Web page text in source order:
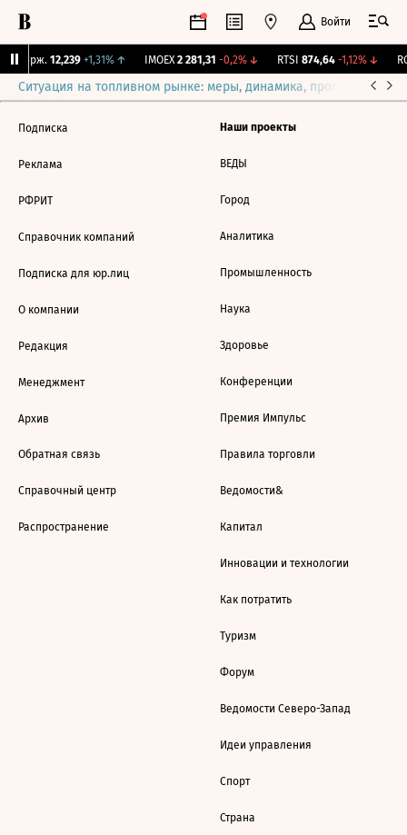
Войти
Бирж. 12,239 +1,31%↑ IMOEX 2 281,31 -0,2%↓ RTSI 874,64 -1,12%↓
Ситуация на топливном рынке: меры, динамика, прогнозы
Подписка
Реклама
РФРИТ
Справочник компаний
Подписка для юр.лиц
О компании
Редакция
Менеджмент
Архив
Обратная связь
Справочный центр
Распространение
Наши проекты
ВЕДЫ
Город
Аналитика
Промышленность
Наука
Здоровье
Конференции
Премия Импульс
Правила торговли
Ведомости&
Капитал
Инновации и технологии
Как потратить
Туризм
Форум
Ведомости Северо-Запад
Идеи управления
Спорт
Страна